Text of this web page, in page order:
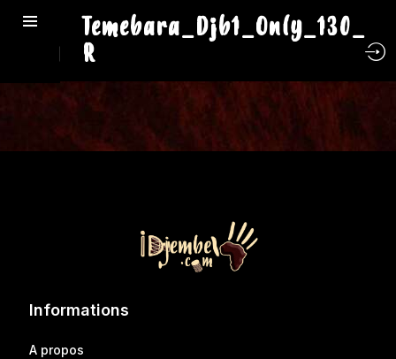
Temebara_Djb1_Only_130_
R
Informations
A propos